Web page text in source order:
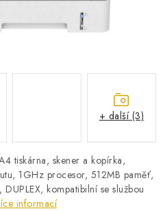
tiskárna, skener a kopírka,
1GHz procesor, 512MB paměť,
kompatibilní se službou
informací
+ další (3)